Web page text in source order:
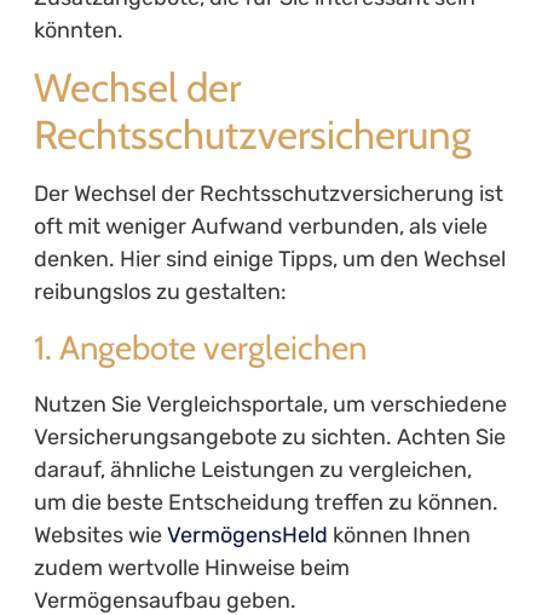
könnten.
Wechsel der
Rechtsschutzversicherung
Der Wechsel der Rechtsschutzversicherung ist
oft mit weniger Aufwand verbunden, als viele
denken. Hier sind einige Tipps, um den Wechsel
reibungslos zu gestalten:
1. Angebote vergleichen
Nutzen Sie Vergleichsportale, um verschiedene
Versicherungsangebote zu sichten. Achten Sie
darauf, ähnliche Leistungen zu vergleichen,
um die beste Entscheidung treffen zu können.
Websites wieVermögensHeld können Ihnen
zudem wertvolle Hinweise beim
Vermögensaufbau geben.